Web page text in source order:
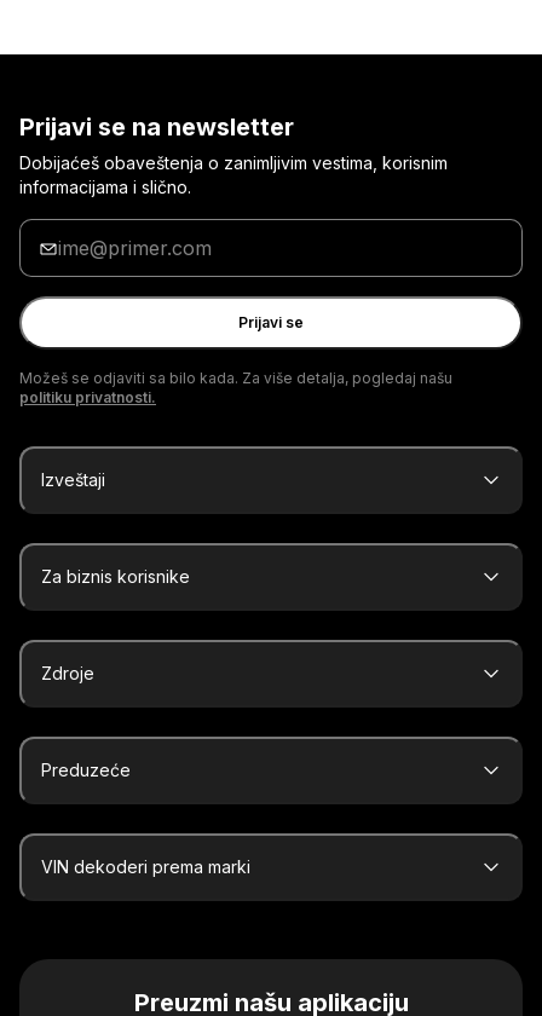
Prijavi se na newsletter
Dobijaćeš obaveštenja o zanimljivim vestima, korisnim
informacijama i slično.
Unesi
svoju
e-
adresu
Prijavi se
Možeš se odjaviti sa bilo kada. Za više detalja, pogledaj našu
politiku privatnosti.
Izveštaji
Za biznis korisnike
Zdroje
Preduzeće
VIN dekoderi prema marki
Preuzmi našu aplikaciju